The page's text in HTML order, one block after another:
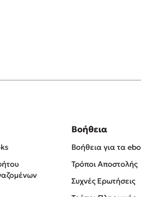
Βοήθεια
Βοήθεια για τα
Τρόποι Αποστολής
Συχνές Ερωτήσεις